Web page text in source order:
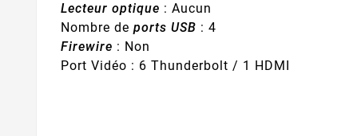
Lecteur optique : Aucun
Nombre de ports USB : 4
Firewire : Non
Port Vidéo : 6 Thunderbolt / 1 HDMI